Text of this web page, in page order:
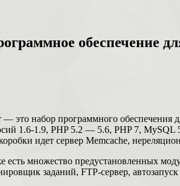
обеспечение
— это набор программного обеспечения
1.6-1.9, PHP 5.2 — 5.6, PHP 7, MySQL
идет сервер Memcache,
есть множество предустановленных
заданий, FTP-сервер,